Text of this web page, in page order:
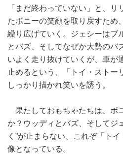
「まだ終わっていない」と、
たボニーの笑顔を取り戻すため
繰り広げていく。ジェシーはブ
とバズ、そしてなぜか大勢のバ
いよく走り抜けていくが、車が
止めるという、「トイ・ストー
しっかり描かれ笑いを誘う。
果たしておもちゃたちは、ボ
か？ウッディとバズ、そしてジ
く”が止まらない、これぞ「ト
像となっている。